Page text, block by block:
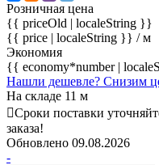
Розничная цена
{{ priceOld | localeString }}
{{ price | localeString }} / м
Экономия
{{ economy*number |
Нашли дешевле? Снизим
На складе 11 м
Сроки поставки
заказа!
Обновлено 09.08.2026
-